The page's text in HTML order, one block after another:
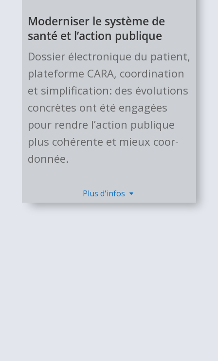
Moderniser le système de
santé et l’action publique
Dossier élec­tro­ni­que du patient,
plateforme CARA, coordination
et simplification: des évolutions
con­crè­tes ont été enga­gées
pour rendre l’action publi­que
plus cohérente et mieux coor­
donnée.
Plus d'infos